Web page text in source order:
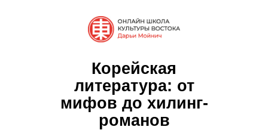
Корейская
литература: от
мифов до хилинг-
романов